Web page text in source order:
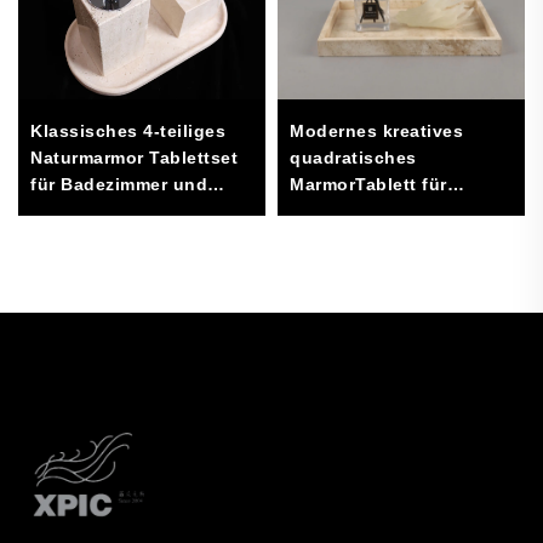
Klassisches 4-teiliges
Naturmarmor Tablettset
für Badezimmer und
Waschraum zur
Modernes kreatives
quadratisches
MarmorTablett für
Wohnzimmer, Hotel und